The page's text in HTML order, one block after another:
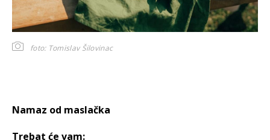
foto: Tomislav Šilovinac
Namaz od maslačka
Trebat će vam: